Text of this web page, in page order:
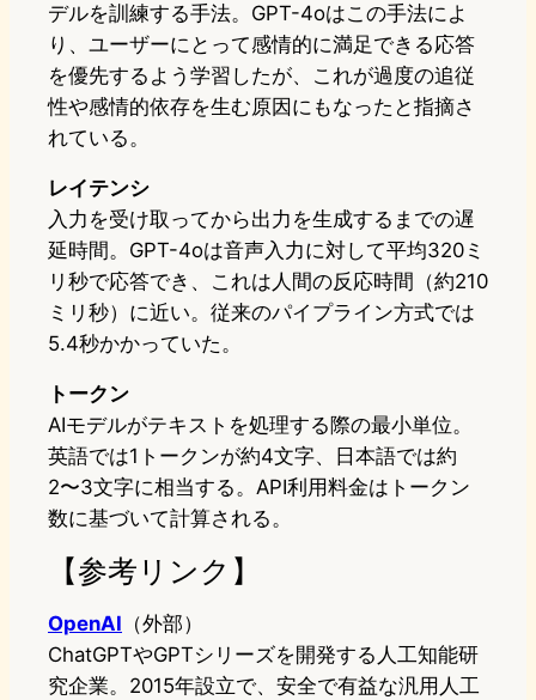
デルを訓練する手法。GPT-4oはこの手法によ
り、ユーザーにとって感情的に満足できる応答
を優先するよう学習したが、これが過度の追従
性や感情的依存を生む原因にもなったと指摘さ
れている。
レイテンシ
入力を受け取ってから出力を生成するまでの遅
延時間。GPT-4oは音声入力に対して平均320ミ
リ秒で応答でき、これは人間の反応時間（約210
ミリ秒）に近い。従来のパイプライン方式では
5.4秒かかっていた。
トークン
AIモデルがテキストを処理する際の最小単位。
英語では1トークンが約4文字、日本語では約
2〜3文字に相当する。API利用料金はトークン
数に基づいて計算される。
【参考リンク】
OpenAI （外部）
ChatGPTやGPTシリーズを開発する人工知能研
究企業。2015年設立で、安全で有益な汎用人工